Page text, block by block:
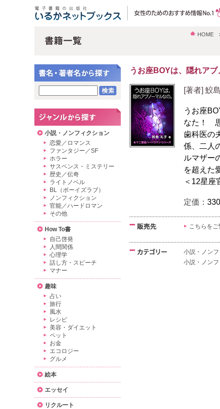
HOME
うお座BOYは、隠れア
[著者] 鮫
うお座
なた！
歯科医の
係、二人
ルマザー
を超えた
＜12星座
定価：
こちらを
小説・ノン
小説・ノン
小説・ノンフィクション
恋愛／ロマンス
ファンタジー／SF
ホラー
サスペンス・ミステリー
歴史／伝奇
ライトノベル
BL（ボーイズラブ）
ノンフィクション
官能／ハードロマン
その他
How To書
自己啓発
人間関係
心理学
話し方・スピーチ
マナー
趣味
占い
旅行
風水
レシピ
美容・ダイエット
ペット
お金
エコロジー
グルメ
絵本
エッセイ
リクルート